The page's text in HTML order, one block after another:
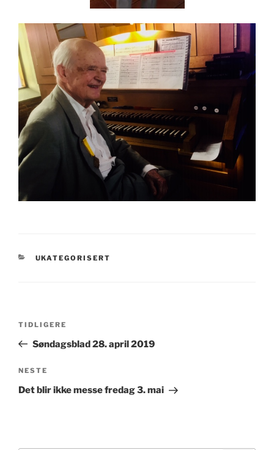
KATEGORIER
UKATEGORISERT
Forrige
innlegg
TIDLIGERE
Søndagsblad 28. april 2019
Neste
innlegg
NESTE
Det blir ikke messe fredag 3. mai